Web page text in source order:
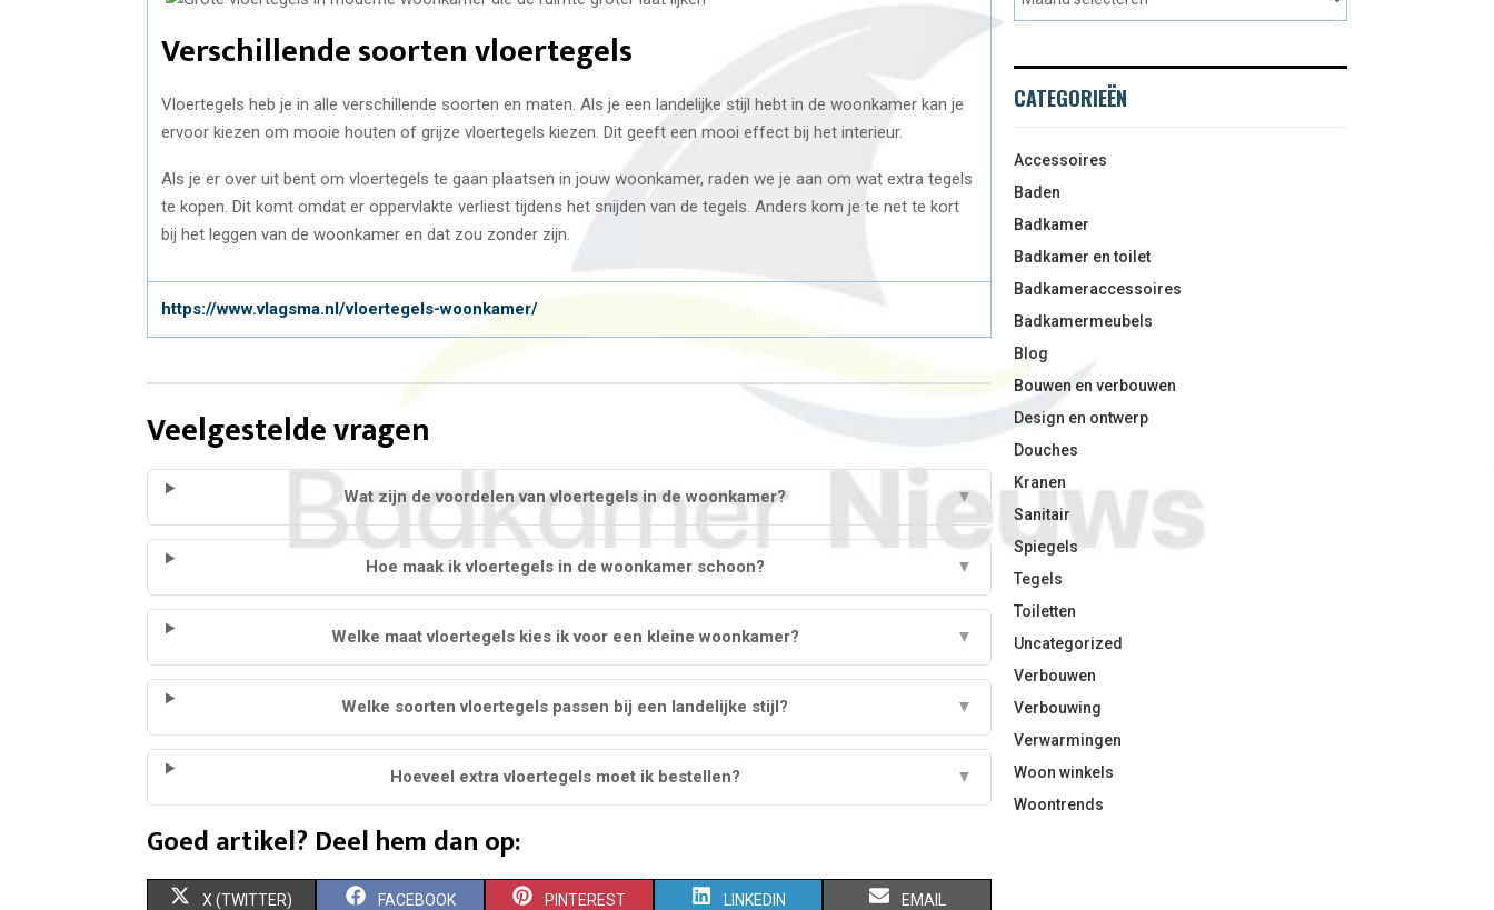
Verschillende soorten vloertegels
Vloertegels heb je in alle verschillende soorten en maten. Als je een landelijke stijl hebt in de woonkamer kan je
ervoor kiezen om mooie houten of grijze vloertegels kiezen. Dit geeft een mooi effect bij het interieur.
Als je er over uit bent om vloertegels te gaan plaatsen in jouw woonkamer, raden we je aan om wat extra tegels
te kopen. Dit komt omdat er oppervlakte verliest tijdens het snijden van de tegels. Anders kom je te net te kort
bij het leggen van de woonkamer en dat zou zonder zijn.
https://www.vlagsma.nl/vloertegels-woonkamer/
Veelgestelde vragen
Wat zijn de voordelen van vloertegels in de woonkamer? ▼
Hoe maak ik vloertegels in de woonkamer schoon? ▼
Welke maat vloertegels kies ik voor een kleine woonkamer? ▼
Welke soorten vloertegels passen bij een landelijke stijl? ▼
Hoeveel extra vloertegels moet ik bestellen? ▼
Goed artikel? Deel hem dan op:
S
X (TWITTER) S
FACEBOOK S
PINTEREST S
LINKEDIN S
EMAIL
CATEGORIEËN
Accessoires
Baden
Badkamer
Badkamer en toilet
Badkameraccessoires
Badkamermeubels
Blog
Bouwen en verbouwen
Design en ontwerp
Douches
Kranen
Sanitair
Spiegels
Tegels
Toiletten
Uncategorized
Verbouwen
Verbouwing
Verwarmingen
Woon winkels
Woontrends